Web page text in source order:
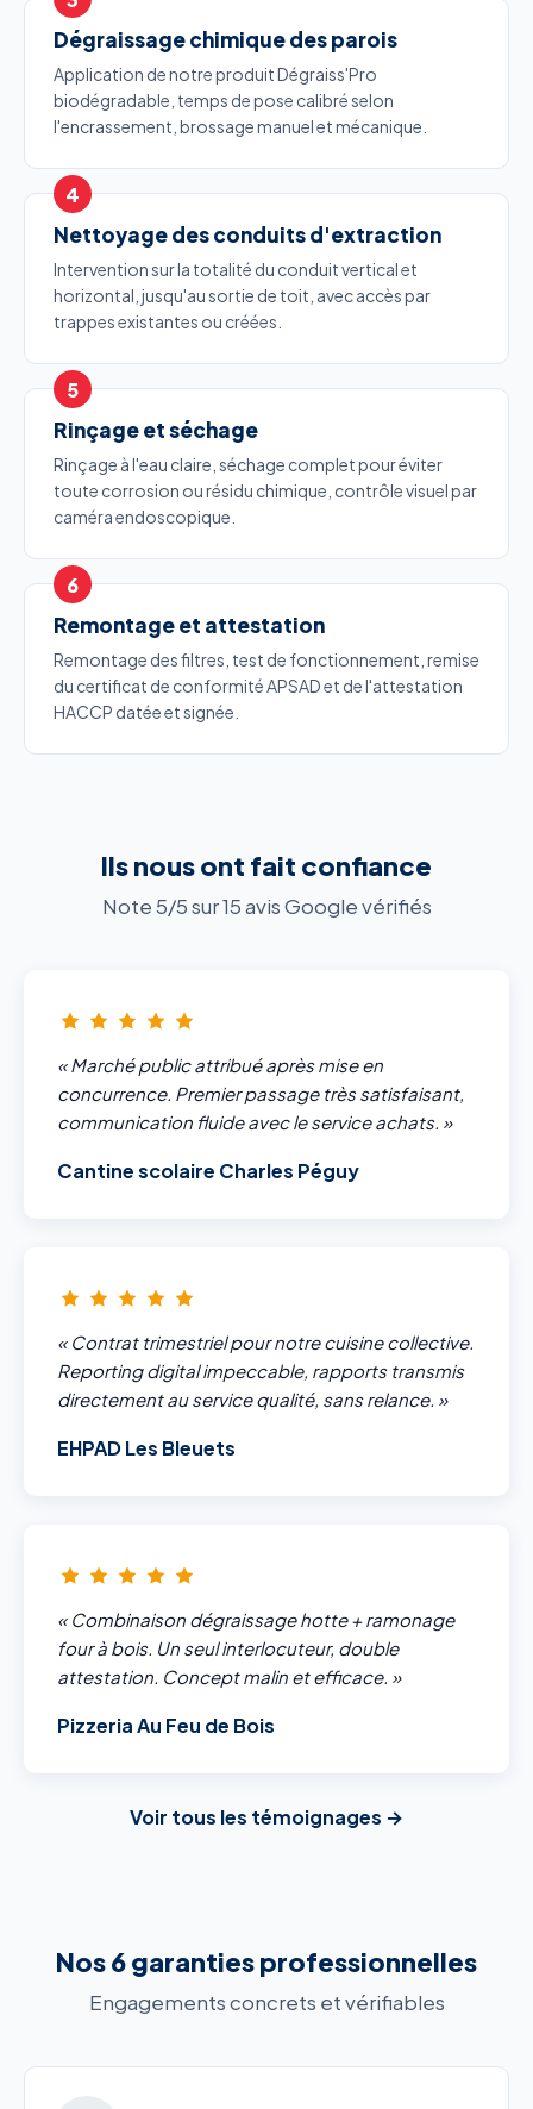
Dégraissage chimique des parois
Application de notre produit Dégraiss'Pro
biodégradable, temps de pose calibré selon
l'encrassement, brossage manuel et mécanique.
Nettoyage des conduits d'extraction
Intervention sur la totalité du conduit vertical et
horizontal, jusqu'au sortie de toit, avec accès par
trappes existantes ou créées.
Rinçage et séchage
Rinçage à l'eau claire, séchage complet pour éviter
toute corrosion ou résidu chimique, contrôle visuel par
caméra endoscopique.
Remontage et attestation
Remontage des filtres, test de fonctionnement, remise
du certificat de conformité APSAD et de l'attestation
HACCP datée et signée.
Ils nous ont fait confiance
Note 5/5 sur 15 avis Google vérifiés
« Marché public attribué après mise en
concurrence. Premier passage très satisfaisant,
communication fluide avec le service achats. »
Cantine scolaire Charles Péguy
« Contrat trimestriel pour notre cuisine collective.
Reporting digital impeccable, rapports transmis
directement au service qualité, sans relance. »
EHPAD Les Bleuets
« Combinaison dégraissage hotte + ramonage
four à bois. Un seul interlocuteur, double
attestation. Concept malin et efficace. »
Pizzeria Au Feu de Bois
Voir tous les témoignages →
Nos 6 garanties professionnelles
Engagements concrets et vérifiables